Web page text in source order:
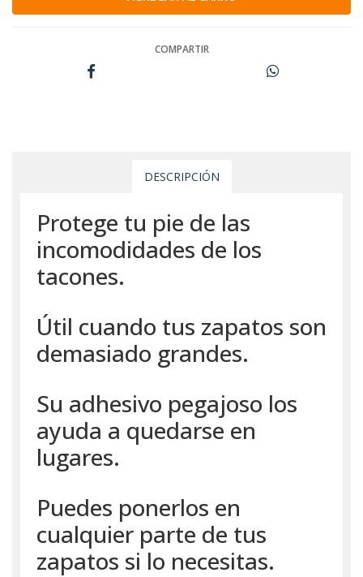
COMPARTIR
DESCRIPCIÓN
Protege tu pie de las
incomodidades de los
tacones.
Útil cuando tus zapatos son
demasiado grandes.
Su adhesivo pegajoso los
ayuda a quedarse en
lugares.
Puedes ponerlos en
cualquier parte de tus
zapatos si lo necesitas.